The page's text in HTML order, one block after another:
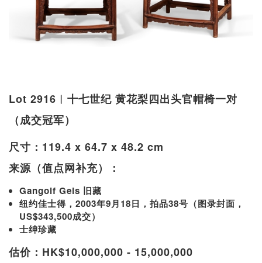
Lot 2916︱十七世纪 黄花梨四出头官帽椅一对
（成交冠军）
尺寸：119.4 x 64.7 x 48.2 cm
来源（值点网补充）：
Gangolf Geis 旧藏
纽约佳士得，2003年9月18日，拍品38号（图录封面，
US$343,500成交）
士绅珍藏
估价：HK$10,000,000 - 15,000,000